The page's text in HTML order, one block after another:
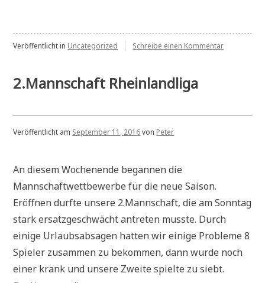
Veröffentlicht in Uncategorized Schreibe einen Kommentarzu
2.Mannschaft Rheinlandliga
Veröffentlicht am September 11, 2016von Peter
An diesem Wochenende begannen die
Mannschaftwettbewerbe für die neue Saison.
Eröffnen durfte unsere 2.Mannschaft, die am Sonntag
stark ersatzgeschwächt antreten musste. Durch
einige Urlaubsabsagen hatten wir einige Probleme 8
Spieler zusammen zu bekommen, dann wurde noch
einer krank und unsere Zweite spielte zu siebt.